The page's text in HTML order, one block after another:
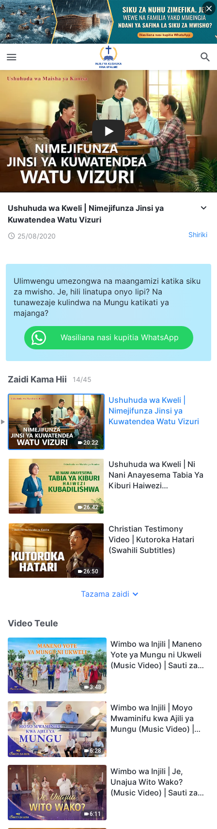
Ushuhuda wa Kweli | Nimejifunza Jinsi ya
Kuwatendea Watu Vizuri
25/08/2020 Shiriki
Ulimwengu umezongwa na maangamizi katika siku
za mwisho. Je, hili linatupa onyo lipi? Na
tunawezaje kulindwa na Mungu katikati ya
majanga?
Wasiliana nasi kupitia WhatsApp
Zaidi Kama Hii 14/45
20:22
Ushuhuda wa Kweli |
Nimejifunza Jinsi ya
Kuwatendea Watu Vizuri
26:42
Ushuhuda wa Kweli | Ni
Nani Anayesema Tabia Ya
Kiburi Haiwezi
26:50
Christian Testimony
Video | Kutoroka Hatari
(Swahili Subtitles)
Tazama zaidi
Video Teule
3:48
Wimbo wa Injili | Maneno
Yote ya Mungu ni Ukweli
(Music Video) | Sauti za
6:28
Wimbo wa Injili | Moyo
Mwaminifu kwa Ajili ya
Mungu (Music Video) |
6:11
Wimbo wa Injili | Je,
Unajua Wito Wako?
(Music Video) | Sauti za